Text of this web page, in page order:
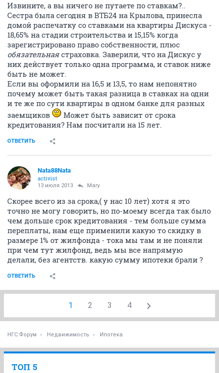
Извините, а вы ничего не путаете по ставкам?..
Сестра была сегодня в ВТБ24 на Крылова, принесла
домой распечатку со ставками на квартиры Дискуса -
18,65% на стадии строительства и 15,15% когда
зарегистрировано право собственности, плюс
обязательнаястраховка. Заверили, что на Дискус у
них действует только одна программа, и ставок ниже
быть не может.
Если вы оформили на 16,5 и 13,5, то нам непонятно
почему может быть такая разница в ставках на одни
и те же по сути квартиры в одном банке для разных
заемщиков
Может быть зависит от срока
кредитования? Нам посчитали на 15 лет.
ОТВЕТИТЬ
Nata88Nata
activist
13 июля 2013 Marу
Скорее всего из за срока,( у нас 10 лет) хотя я это
точно не могу говорить, но по-моему всегда так было
чем дольше срок кредитования - тем больше сумма
переплаты, нам еще применили какую то скидку в
размере 1% от жилфонда - тока мы там и не поняли
при чем тут жилфонд, ведь мы все напрямую
делали, без агентств. какую сумму ипотеки брали ?
ОТВЕТИТЬ
1 2 3 4
НГС.Форум Недвижимость Ипотека
ТОП 5